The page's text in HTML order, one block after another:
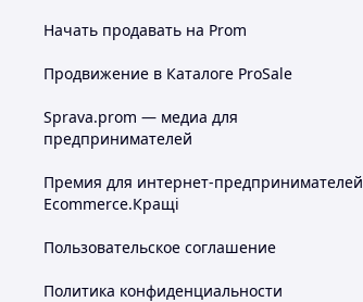
Начать продавать на Prom
Продвижение в Каталоге ProSale
Sprava.prom — медиа для
предпринимателей
Премия для интернет-предпринимателей
Ecommerce.Кращі
Пользовательское соглашение
Политика конфиденциальности